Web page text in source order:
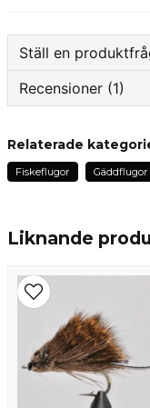
Liknande
Ställ en
question
Fråga oss
Ja, ni får
Recensioner (1)
Teddy
Godt bundet.
Relaterade
Fiskeflugor Gäddflugor